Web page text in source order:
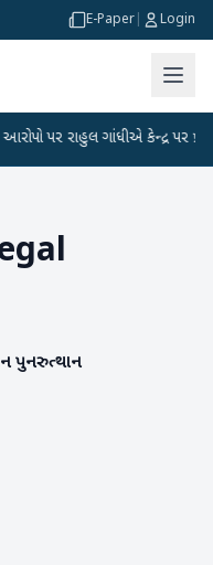
E-Paper Login
પર રાહુલ ગાંધીએ કેન્દ્ર પર પ્રહાર
પુનરુત્થાન